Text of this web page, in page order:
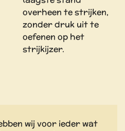
overheen te strijken,
zonder druk uit te
oefenen op het
strijkijzer.
wij voor ieder wat